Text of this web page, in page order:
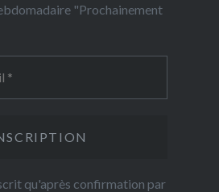
"Prochainement
qu'après confirmation par